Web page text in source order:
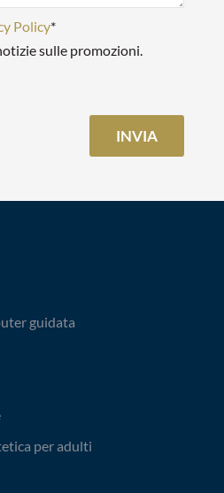
Policy*
sulle promozioni.
guidata
per adulti